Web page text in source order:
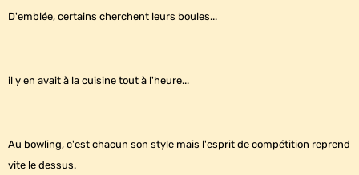
D'emblée, certains cherchent leurs boules...
il y en avait à la cuisine tout à l'heure...
Au bowling, c'est chacun son style mais l'esprit de compétition reprend
vite le dessus.